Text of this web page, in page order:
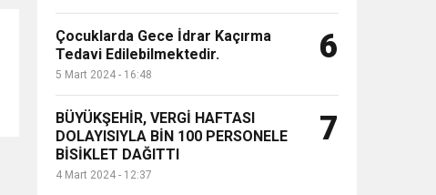
Çocuklarda Gece İdrar Kaçırma
Tedavi Edilebilmektedir.
5 Mart 2024 - 16:48
6
BÜYÜKŞEHİR, VERGİ HAFTASI
DOLAYISIYLA BİN 100 PERSONELE
BİSİKLET DAĞITTI
4 Mart 2024 - 12:37
7